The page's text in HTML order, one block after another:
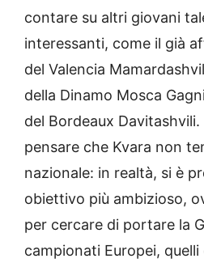
contare su altri giovani
interessanti, come il già
del Valencia
della Dinamo Mosca
del Bordeaux Davitashvili.
pensare che Kvara non
nazionale: in realtà, si è
obiettivo più ambizioso,
per cercare di portare la
campionati Europei,